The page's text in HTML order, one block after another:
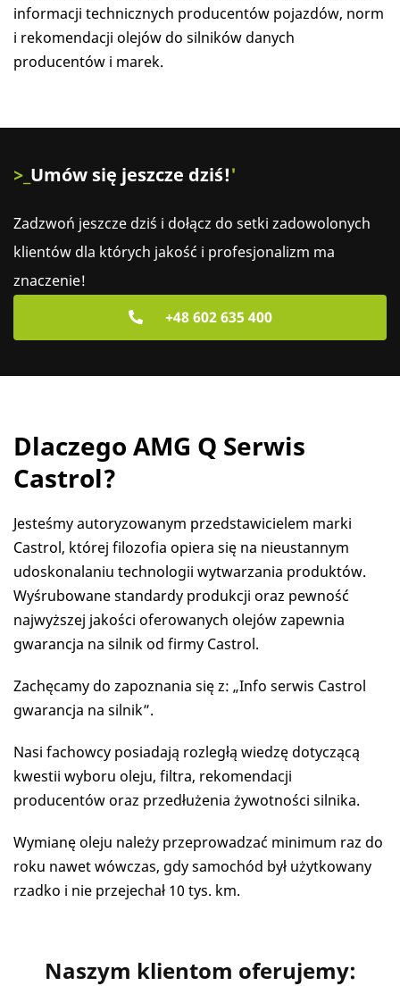
informacji technicznych producentów pojazdów, norm
i rekomendacji olejów do silników danych
producentów i marek.
Umów się jeszcze dziś!
Zadzwoń jeszcze dziś i dołącz do setki zadowolonych
klientów dla których jakość i profesjonalizm ma
znaczenie!
+48 602 635 400
Dlaczego AMG Q Serwis
Castrol?
Jesteśmy autoryzowanym przedstawicielem marki
Castrol, której filozofia opiera się na nieustannym
udoskonalaniu technologii wytwarzania produktów.
Wyśrubowane standardy produkcji oraz pewność
najwyższej jakości oferowanych olejów zapewnia
gwarancja na silnik od firmy Castrol.
Zachęcamy do zapoznania się z: „Info serwis Castrol
gwarancja na silnik”.
Nasi fachowcy posiadają rozległą wiedzę dotyczącą
kwestii wyboru oleju, filtra, rekomendacji
producentów oraz przedłużenia żywotności silnika.
Wymianę oleju należy przeprowadzać minimum raz do
roku nawet wówczas, gdy samochód był użytkowany
rzadko i nie przejechał 10 tys. km.
Naszym klientom oferujemy: